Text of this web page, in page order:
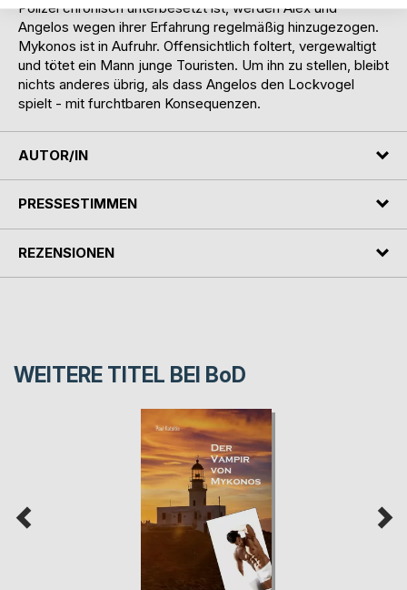
Polizei chronisch unterbesetzt ist, werden Alex und
Angelos wegen ihrer Erfahrung regelmäßig hinzugezogen.
Mykonos ist in Aufruhr. Offensichtlich foltert, vergewaltigt
und tötet ein Mann junge Touristen. Um ihn zu stellen, bleibt
nichts anderes übrig, als dass Angelos den Lockvogel
spielt - mit furchtbaren Konsequenzen.
AUTOR/IN
PRESSESTIMMEN
REZENSIONEN
WEITERE TITEL BEI BoD